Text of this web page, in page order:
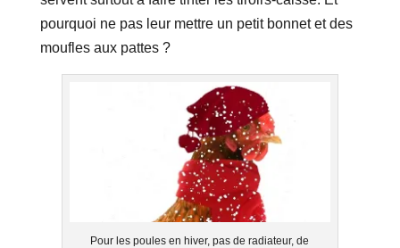
pourquoi ne pas leur mettre un petit bonnet et des
moufles aux pattes ?
Pour les poules en hiver, pas de radiateur, de